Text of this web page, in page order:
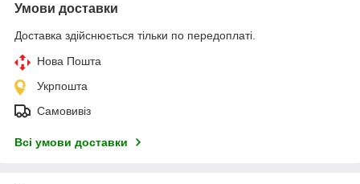
Умови доставки
Доставка здійснюється тільки по передоплаті.
Нова Пошта
Укрпошта
Самовивіз
Всі умови доставки